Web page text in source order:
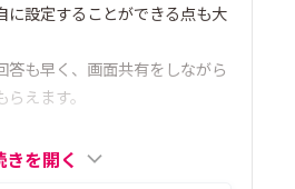
に設定することができる点も大
答も早く、画面共有をしながら
えます。
きを開く